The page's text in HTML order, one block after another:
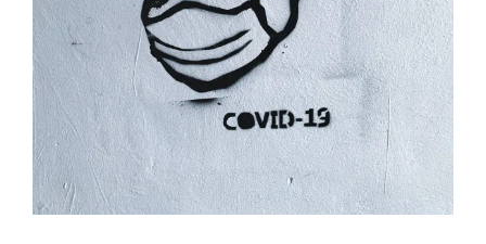
isompana